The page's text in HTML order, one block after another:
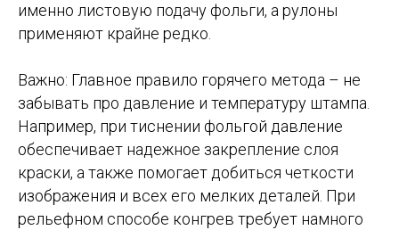
именно листовую подачу фольги, а рулоны
применяют крайне редко.
Важно: Главное правило горячего метода – не
забывать про давление и температуру штампа.
Например, при тиснении фольгой давление
обеспечивает надежное закрепление слоя
краски, а также помогает добиться четкости
изображения и всех его мелких деталей. При
рельефном способе конгрев требует намного